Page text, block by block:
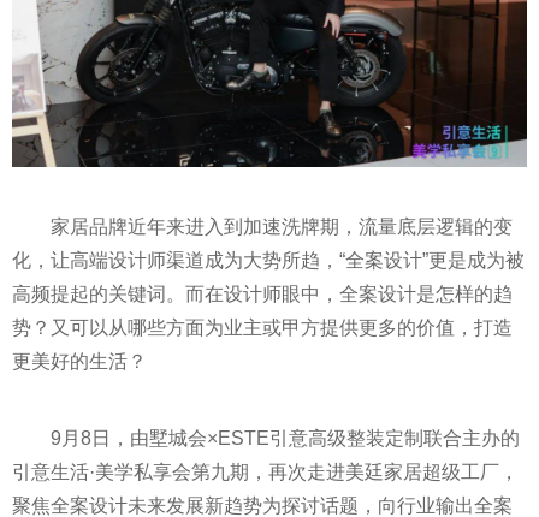
家居品牌近年来进入到加速洗牌期，流量底层逻辑的变
化，让高端设计师渠道成为大势所趋，“全案设计”更是成为被
高频提起的关键词。而在设计师眼中，全案设计是怎样的趋
势？又可以从哪些方面为业主或甲方提供更多的价值，打造
更美好的生活？
9月8日，由墅城会×ESTE引意高级整装定制联合主办的
引意生活·美学私享会第九期，再次走进美廷家居超级工厂，
聚焦全案设计未来发展新趋势为探讨话题，向行业输出全案